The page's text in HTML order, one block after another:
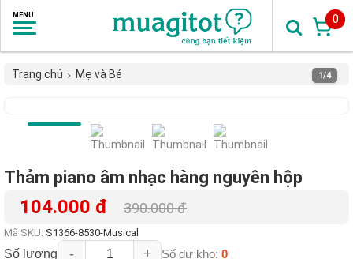
0
Trang chủ Mẹ và Bé 1/4
Thảm piano âm nhạc hàng nguyên hộp
104.000 đ 390.000 đ
Mã SKU: S1366-8530-Musical
Số lượng - + Số dư kho: 0